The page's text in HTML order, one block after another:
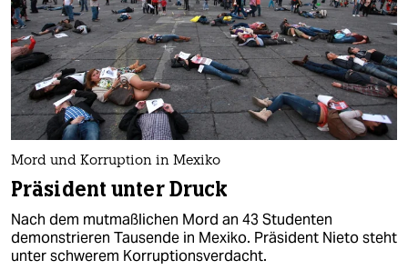
Mord und Korruption in Mexiko
Präsident unter Druck
Nach dem mutmaßlichen Mord an 43 Studenten
demonstrieren Tausende in Mexiko. Präsident Nieto steht
unter schwerem Korruptionsverdacht.